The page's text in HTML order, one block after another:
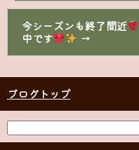
今シーズンも終了間近
中です
→
ブログトップ